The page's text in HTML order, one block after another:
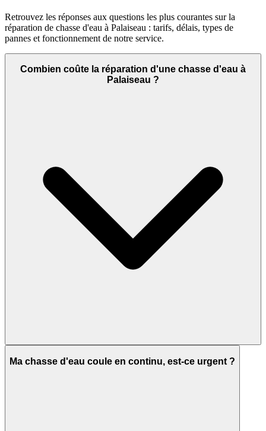
Retrouvez les réponses aux questions les plus courantes sur la
réparation de chasse d'eau à Palaiseau : tarifs, délais, types de
pannes et fonctionnement de notre service.
Combien coûte la réparation d'une chasse d'eau à
Palaiseau ?
Ma chasse d'eau coule en continu, est-ce urgent ?